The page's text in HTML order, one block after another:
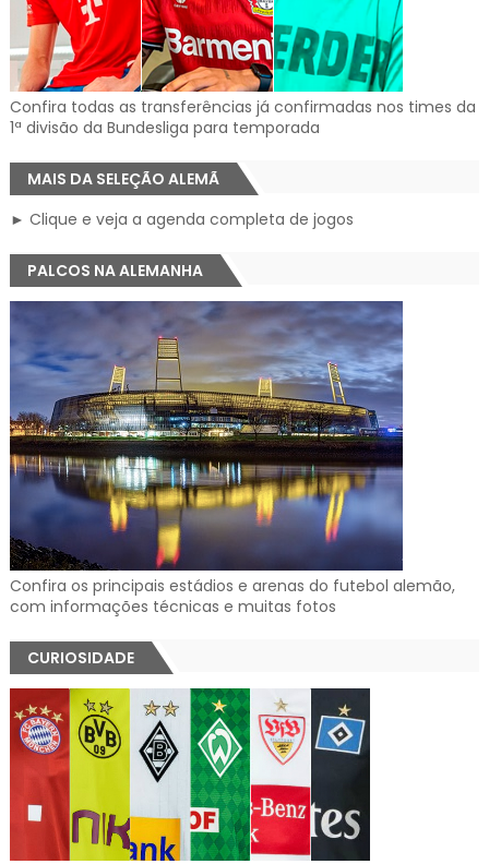
Confira todas as transferências já confirmadas nos times da
1ª divisão da Bundesliga para temporada
MAIS DA SELEÇÃO ALEMÃ
► Clique e veja a agenda completa de jogos
PALCOS NA ALEMANHA
Confira os principais estádios e arenas do futebol alemão,
com informações técnicas e muitas fotos
CURIOSIDADE